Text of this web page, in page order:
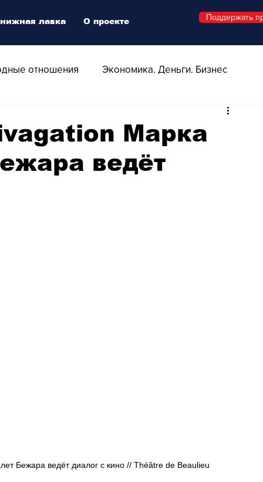
отношения Экономика. Деньги. Бизнес
Swiss Афиша Стиль Стильный четверг
Марка
ведёт
Бежара ведёт диалог с кино // Théâtre de Beaulieu
лавка О проекте Поддержать